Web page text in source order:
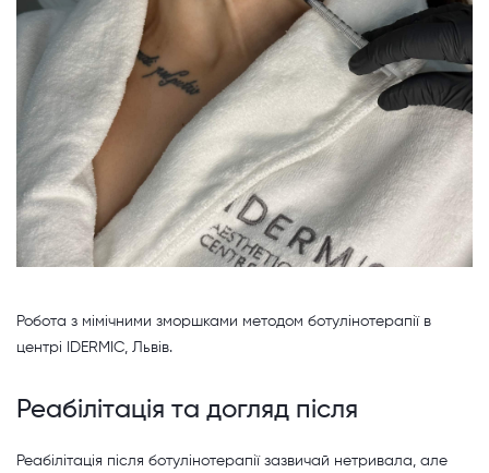
Робота з мімічними зморшками методом ботулінотерапії в
центрі IDERMIC, Львів.
Реабілітація та догляд після
Реабілітація після ботулінотерапії зазвичай нетривала, але